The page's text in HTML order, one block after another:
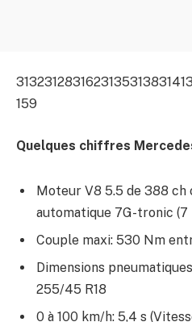
313231283162313531383141
159
Quelques chiffres
Moteur V8 5.5 de 388 ch
automatique 7G-tronic
Couple maxi: 530 Nm
Dimensions
255/45 R18
0 à 100 km/h: 5,4 s